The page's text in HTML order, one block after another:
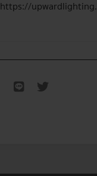
https://